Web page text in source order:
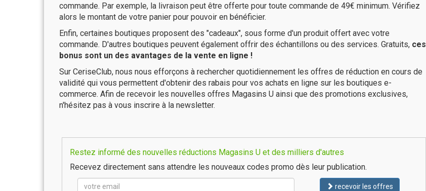
commande. Par exemple, la livraison peut être offerte pour toute commande de 49€ minimum. Vérifiez
alors le montant de votre panier pour pouvoir en bénéficier.
Enfin, certaines boutiques proposent des "cadeaux", sous forme d'un produit offert avec votre
commande. D'autres boutiques peuvent également offrir des échantillons ou des services. Gratuits, ces
bonus sont un des avantages de la vente en ligne !
Sur CeriseClub, nous nous efforçons à rechercher quotidiennement les offres de réduction en cours de
validité qui vous permettent d'obtenir des rabais pour vos achats en ligne sur les boutiques e-
commerce. Afin de recevoir les nouvelles offres Magasins U ainsi que des promotions exclusives,
n'hésitez pas à vous inscrire à la newsletter.
Restez informé des nouvelles réductions Magasins U et des milliers d'autres
Recevez directement sans attendre les nouveaux codes promo dès leur publication.
recevoir les offres